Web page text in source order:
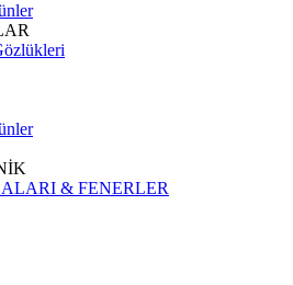
& FENERLER